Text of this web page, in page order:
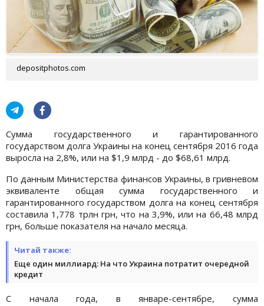
depositphotos.com
Сумма государственного и гарантированного
государством долга Украины на конец сентября 2016 года
выросла на 2,8%, или на $1,9 млрд - до $68,61 млрд.
По данным Министерства финансов Украины, в гривневом
эквиваленте общая сумма государственного и
гарантированного государством долга на конец сентября
составила 1,778 трлн грн, что на 3,9%, или на 66,48 млрд
грн, больше показателя на начало месяца.
Читай также:
Еще один миллиард: На что Украина потратит очередной
кредит
С начала года, в январе-сентябре, сумма